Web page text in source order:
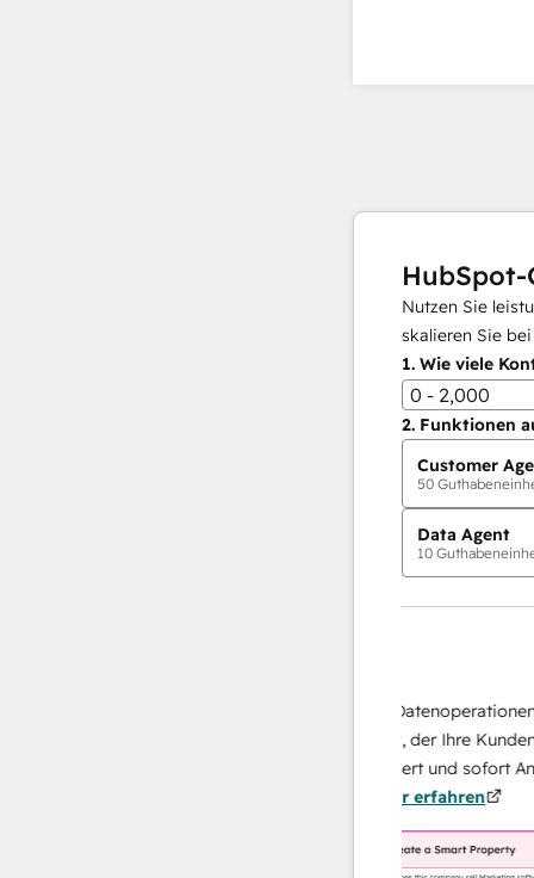
HubSpot-
Nutzen Sie
skalieren Sie
1. Wie viele
0 - 2,000
2. Funktionen
Customer
50
Data Agent
10
Skalieren Sie Ihrer Datenoperationen mit
KI-gestützten Agent, der Ihre Kunden
recherchiert, analysiert und sofort
Mehr erfahren